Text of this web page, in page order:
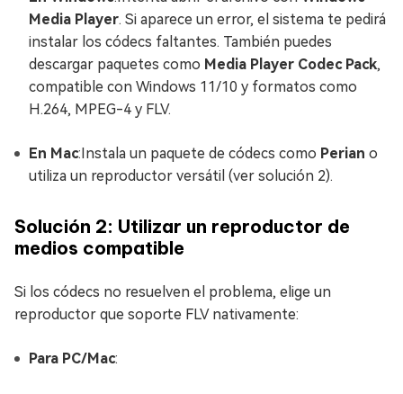
Media Player. Si aparece un error, el sistema te pedirá
instalar los códecs faltantes. También puedes
descargar paquetes como Media Player Codec Pack,
compatible con Windows 11/10 y formatos como
H.264, MPEG-4 y FLV.
En Mac:Instala un paquete de códecs como Perian o
utiliza un reproductor versátil (ver solución 2).
Solución 2: Utilizar un reproductor de
medios compatible
Si los códecs no resuelven el problema, elige un
reproductor que soporte FLV nativamente:
Para PC/Mac: